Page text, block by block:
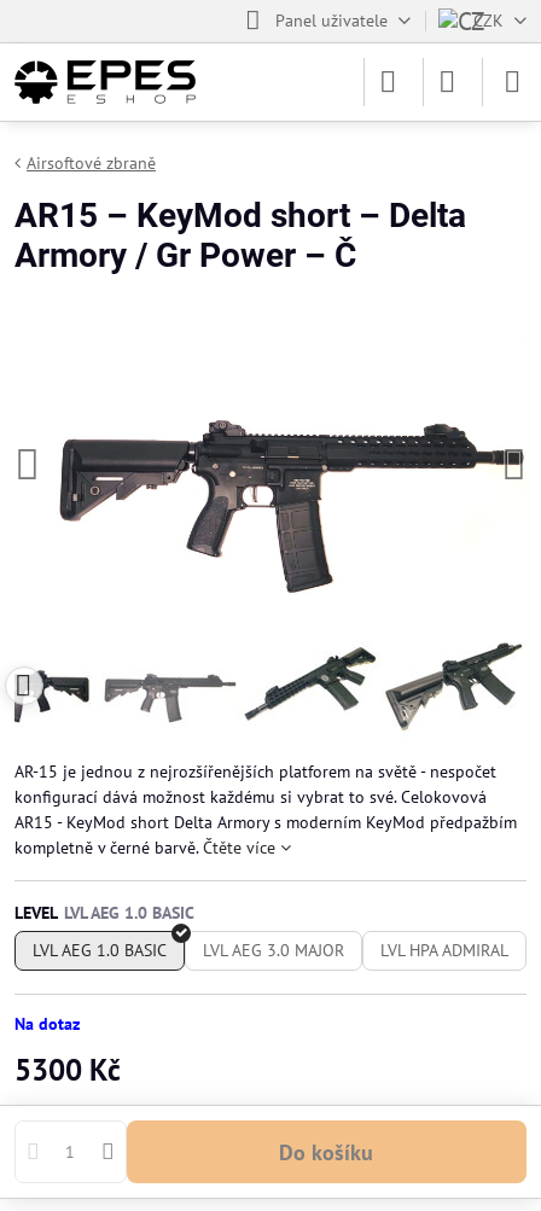
Panel uživatele CZK
Airsoftové zbraně
AR15 – KeyMod short – Delta
Armory / Gr Power – Č
AR-15 je jednou z nejrozšířenějších platforem na světě - nespočet
konfigurací dává možnost každému si vybrat to své. Celokovová
AR15 - KeyMod short Delta Armory s moderním KeyMod předpažbím
kompletně v černé barvě.Čtěte více
LEVEL
LVL AEG 1.0 BASIC
LVL AEG 3.0 MAJOR LVL HPA ADMIRAL
Na dotaz
5300 Kč
Do košíku